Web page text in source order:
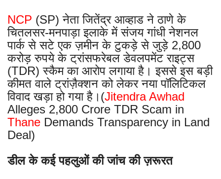
NCP (SP) नेता जितेंद्र आव्हाड ने ठाणे के
चितलसर-मनपाड़ा इलाके में संजय गांधी नेशनल
पार्क से सटे एक ज़मीन के टुकड़े से जुड़े 2,800
करोड़ रुपये के ट्रांसफरेबल डेवलपमेंट राइट्स
(TDR) स्कैम का आरोप लगाया है। इससे इस बड़ी
कीमत वाले ट्रांज़ैक्शन को लेकर नया पॉलिटिकल
विवाद खड़ा हो गया है।(Jitendra Awhad
Alleges 2,800 Crore TDR Scam in
Thane Demands Transparency in Land
Deal)
डील के कई पहलुओं की जांच की ज़रूरत